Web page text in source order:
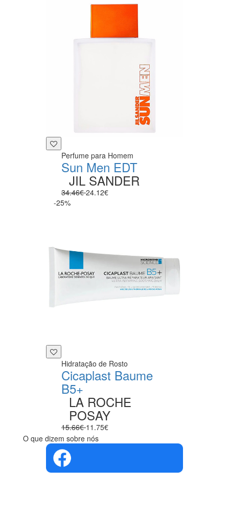
Perfume para Homem
Sun Men EDT
JIL SANDER
34.46€24.12€
-25%
Hidratação de Rosto
Cicaplast Baume
B5+
LA ROCHE
POSAY
15.66€11.75€
O que dizem sobre nós